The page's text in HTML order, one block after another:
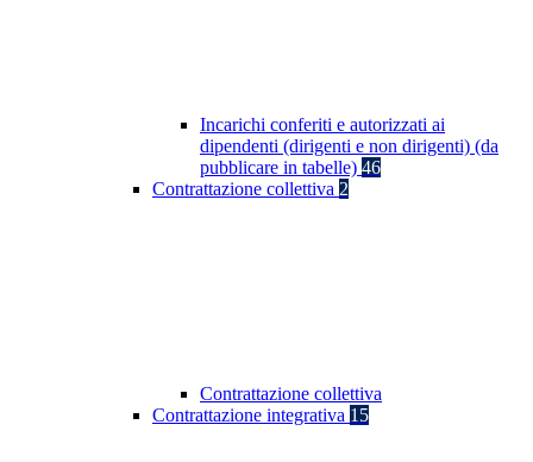
Incarichi conferiti e autorizzati ai
dipendenti (dirigenti e non dirigenti) (da
pubblicare in tabelle) 46
Contrattazione collettiva 2
Contrattazione collettiva
Contrattazione integrativa 15